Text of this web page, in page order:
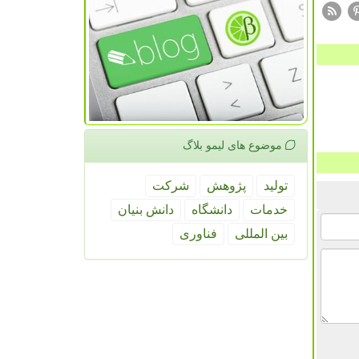
موضوع های لیمو بلاگ
تولید پژوهش
شركت
خدمات
دانشگاه
دانش بنیان
بین المللی
فناوری